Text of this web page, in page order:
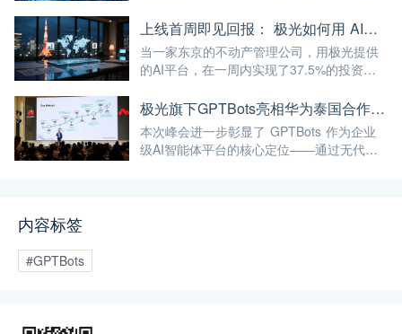
上线首周即见回报： 极光如何用 AI，帮助日本公司破解全球化服务时差
当一家东京的不动产管理公司，用极光提供
的AI平台，在一周内实现了37.5%的投资回
正的"能力出海"。
极光旗下GPTBots亮相华为泰国合作伙伴峰会，带来让流量真正转化为业绩的AI解决方案
本次峰会进一步彰显了 GPTBots 作为企业
级AI智能体平台的核心定位——通过无代码
内容标签
#GPTBots